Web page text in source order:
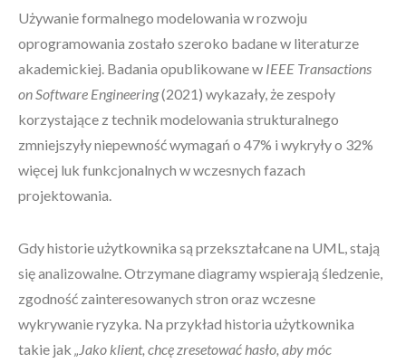
Używanie formalnego modelowania w rozwoju
oprogramowania zostało szeroko badane w literaturze
akademickiej. Badania opublikowane w IEEE Transactions
on Software Engineering(2021) wykazały, że zespoły
korzystające z technik modelowania strukturalnego
zmniejszyły niepewność wymagań o 47% i wykryły o 32%
więcej luk funkcjonalnych w wczesnych fazach
projektowania.
Gdy historie użytkownika są przekształcane na UML, stają
się analizowalne. Otrzymane diagramy wspierają śledzenie,
zgodność zainteresowanych stron oraz wczesne
wykrywanie ryzyka. Na przykład historia użytkownika
takie jak „Jako klient, chcę zresetować hasło, aby móc